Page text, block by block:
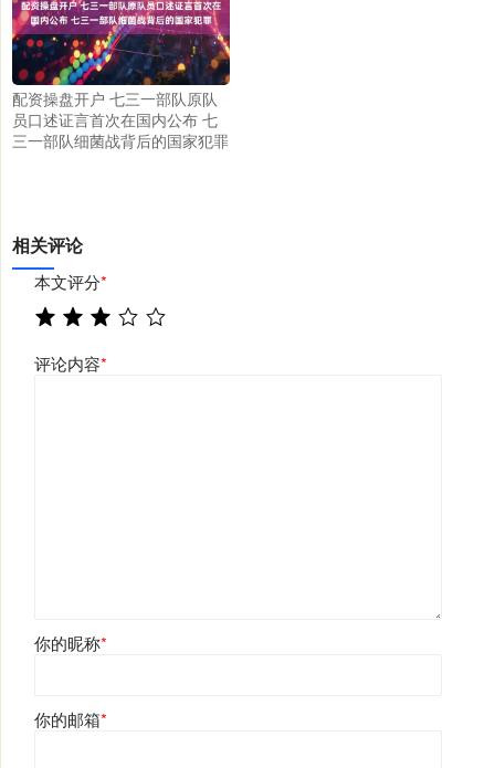
配资操盘开户 七三一部队原队
员口述证言首次在国内公布 七
三一部队细菌战背后的国家犯罪
相关评论
本文评分*
评论内容*
你的昵称*
你的邮箱*